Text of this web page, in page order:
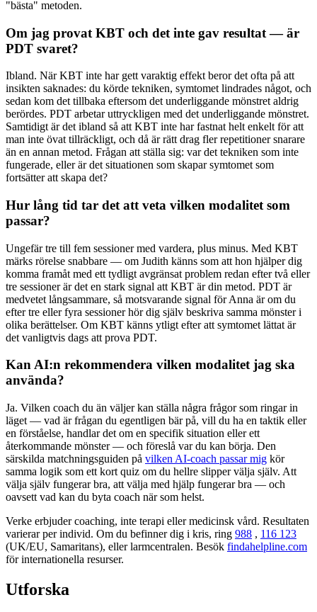
"bästa" metoden.
Om jag provat KBT och det inte gav resultat — är
PDT svaret?
Ibland. När KBT inte har gett varaktig effekt beror det ofta på att
insikten saknades: du körde tekniken, symtomet lindrades något, och
sedan kom det tillbaka eftersom det underliggande mönstret aldrig
berördes. PDT arbetar uttryckligen med det underliggande mönstret.
Samtidigt är det ibland så att KBT inte har fastnat helt enkelt för att
man inte övat tillräckligt, och då är rätt drag fler repetitioner snarare
än en annan metod. Frågan att ställa sig: var det tekniken som inte
fungerade, eller är det situationen som skapar symtomet som
fortsätter att skapa det?
Hur lång tid tar det att veta vilken modalitet som
passar?
Ungefär tre till fem sessioner med vardera, plus minus. Med KBT
märks rörelse snabbare — om Judith känns som att hon hjälper dig
komma framåt med ett tydligt avgränsat problem redan efter två eller
tre sessioner är det en stark signal att KBT är din metod. PDT är
medvetet långsammare, så motsvarande signal för Anna är om du
efter tre eller fyra sessioner hör dig själv beskriva samma mönster i
olika berättelser. Om KBT känns ytligt efter att symtomet lättat är
det vanligtvis dags att prova PDT.
Kan AI:n rekommendera vilken modalitet jag ska
använda?
Ja. Vilken coach du än väljer kan ställa några frågor som ringar in
läget — vad är frågan du egentligen bär på, vill du ha en taktik eller
en förståelse, handlar det om en specifik situation eller ett
återkommande mönster — och föreslå var du kan börja. Den
särskilda matchningsguiden på vilken AI-coach passar mig kör
samma logik som ett kort quiz om du hellre slipper välja själv. Att
välja själv fungerar bra, att välja med hjälp fungerar bra — och
oavsett vad kan du byta coach när som helst.
Verke erbjuder coaching, inte terapi eller medicinsk vård. Resultaten
varierar per individ. Om du befinner dig i kris, ring 988 , 116 123
(UK/EU, Samaritans), eller larmcentralen. Besök findahelpline.com
för internationella resurser.
Utforska